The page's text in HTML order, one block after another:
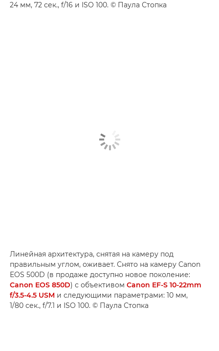
24 мм, 72 сек., f/16 и ISO 100. © Паула Стопка
Линейная архитектура, снятая на камеру под
правильным углом, оживает. Снято на камеру Canon
EOS 500D (в продаже доступно новое поколение:
Canon EOS 850D) с объективом Canon EF-S 10-22mm
f/3.5-4.5 USM и следующими параметрами: 10 мм,
1/80 сек., f/7.1 и ISO 100. © Паула Стопка